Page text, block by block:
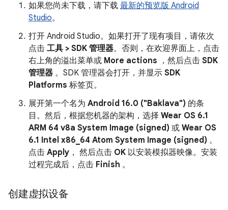
如果您尚未下载，请下载 最新的预览版 Android
Studio。
打开 Android Studio。如果打开了现有项目，请依次
点击 工具 > SDK 管理器。否则，在欢迎界面上，点击
右上角的溢出菜单或 More actions ，然后点击 SDK
管理器 。SDK 管理器会打开，并显示 SDK
Platforms 标签页。
展开第一个名为 Android 16.0 ("Baklava") 的条
目。然后，根据您机器的架构，选择 Wear OS 6.1
ARM 64 v8a System Image (signed) 或 Wear OS
6.1 Intel x86_64 Atom System Image (signed) 。
点击 Apply ， 然后点击 OK 以安装模拟器映像。安装
过程完成后，点击 Finish 。
创建虚拟设备